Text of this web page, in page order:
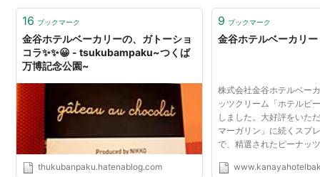
16 ブックマーク
金谷ホテルベーカリーの、ガトーショ
コラ✨✨😀 - tsukubampaku~つくば
万博記念公園~
thukubanpaku.hatenablog.com
9 ブックマーク
金谷ホテルベーカリー
株式会社金谷ホテルベー
ッツクリーム「ホテルピ
しました。大好評をいた
マーガリン」に続くスプ
で、精選されたピーナッ
さっぱりとした上品な甘